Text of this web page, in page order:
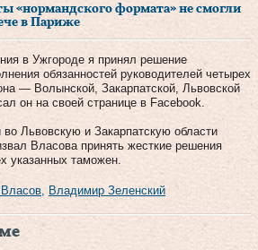
«нормандского формата» не смогли
в Париже
в Ужгороде я принял решение
обязанностей руководителей четырех
— Волынской, Закарпатской, Львовской
он на своей странице в Facebook.
Львовскую и Закарпатскую области
Власова принять жесткие решения
указанных таможен.
Владимир Зеленский